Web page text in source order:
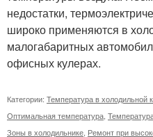
недостатки,
широко применяются в
малогабаритных
офисных кулерах.
Категории: Температура в холодильной
Оптимальная температура
Зоны в холодильнике Ремонт при